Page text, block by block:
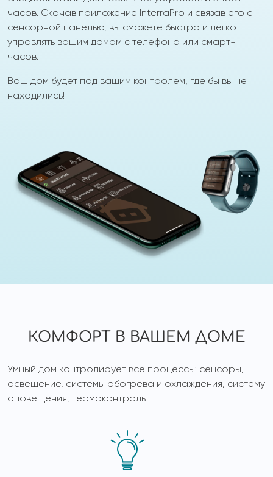
часов. Скачав приложение InterraPro и связав его с
сенсорной панелью, вы сможете быстро и легко
управлять вашим домом с телефона или смарт-
часов.
Ваш дом будет под вашим контролем, где бы вы не
находились!
КОМФОРТ В ВАШЕМ ДОМЕ
Умный дом контролирует все процессы: сенсоры,
освещение, системы обогрева и охлаждения, систему
оповещения, термоконтроль